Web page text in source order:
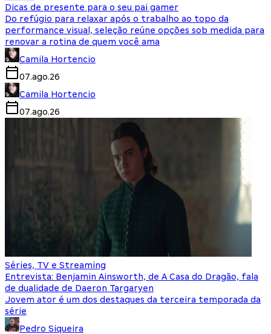
Dicas de presente para o seu pai gamer
Do refúgio para relaxar após o trabalho ao topo da
performance visual, seleção reúne opções sob medida para
renovar a rotina de quem você ama
Camila Hortencio
07.ago.26
Camila Hortencio
07.ago.26
Séries, TV e Streaming
Entrevista: Benjamin Ainsworth, de A Casa do Dragão, fala
de dualidade de Daeron Targaryen
Jovem ator é um dos destaques da terceira temporada da
série
Pedro Siqueira